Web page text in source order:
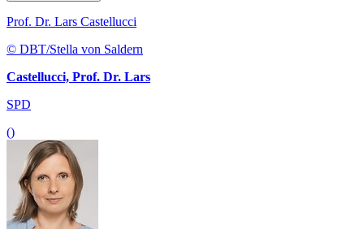
Prof. Dr. Lars Castellucci
© DBT/Stella von Saldern
Castellucci, Prof. Dr. Lars
SPD
()